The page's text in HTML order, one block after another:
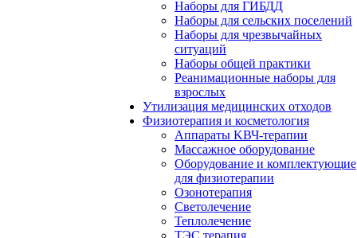
Наборы для ГИБДД
Наборы для сельских поселений
Наборы для чрезвычайных
ситуаций
Наборы общей практики
Реанимационные наборы для
взрослых
Утилизация медицинских отходов
Физиотерапия и косметология
Аппараты KВЧ-терапии
Массажное оборудование
Оборудование и комплектующие
для физиотерапии
Озонотерапия
Светолечение
Теплолечение
ТЭС терапия